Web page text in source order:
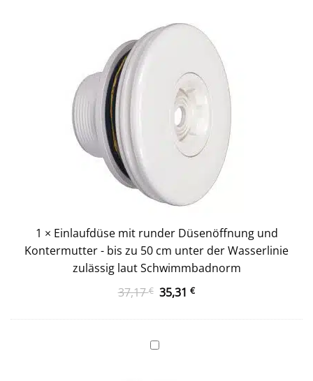
runder
Düsenöffnung
und
Kontermutter
der
Wasserlinie
laut
Schwimmbadnorm
1 × Einlaufdüse mit runder Düsenöffnung und
Kontermutter - bis zu 50 cm unter der Wasserlinie
zulässig laut Schwimmbadnorm
37,17€ Ursprünglicher
37,17 €
35,31€Aktueller
Einbauskimmer